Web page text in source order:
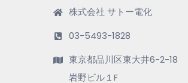
株式会社 サトー電化
03-5493-1828
東京都品川区東大井6-2-18
岩野ビル１F